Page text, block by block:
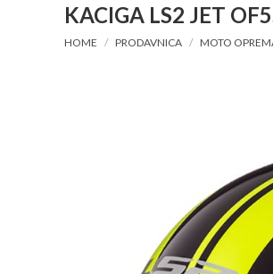
KACIGA LS2 JET
You are here:
HOME PRODAVNICA MOTO